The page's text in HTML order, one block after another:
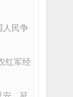
人民争
红军经